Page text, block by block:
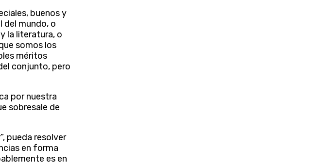
buenos y
del mundo, o
la literatura, o
somos los
méritos
conjunto, pero
por nuestra
sobresale de
pueda resolver
en forma
es en